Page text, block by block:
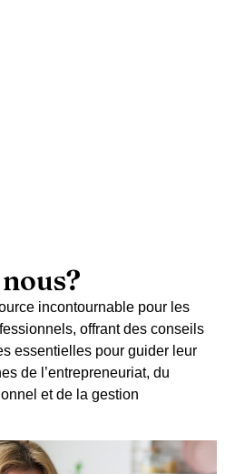
incontournable pour les
offrant des conseils
essentielles pour guider leur
de l’entrepreneuriat, du
et de la gestion